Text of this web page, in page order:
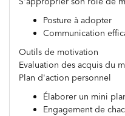
Posture à adopter
Communication
Outils de motivation
Evaluation des acquis du
Plan d'action personnel
Élaborer un mini
Engagement de